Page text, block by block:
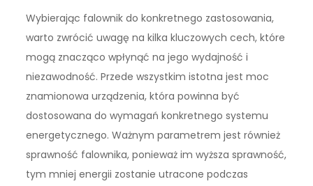
Wybierając falownik do konkretnego zastosowania,
warto zwrócić uwagę na kilka kluczowych cech, które
mogą znacząco wpłynąć na jego wydajność i
niezawodność. Przede wszystkim istotna jest moc
znamionowa urządzenia, która powinna być
dostosowana do wymagań konkretnego systemu
energetycznego. Ważnym parametrem jest również
sprawność falownika, ponieważ im wyższa sprawność,
tym mniej energii zostanie utracone podczas